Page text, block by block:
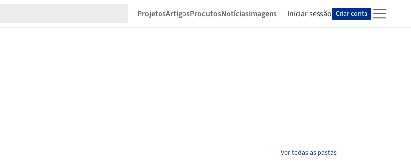
ProjetosArtigosProdutosNotíciasImagens Iniciar sessão Criar conta
Ver todas as pastas